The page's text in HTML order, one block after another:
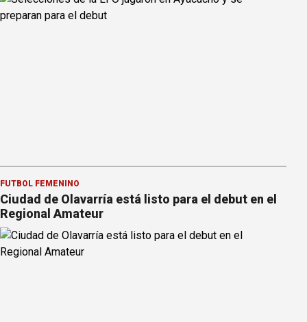
FÚTBOL FEMENINO
Ciudad de Olavarría está listo para el debut en el
Regional Amateur